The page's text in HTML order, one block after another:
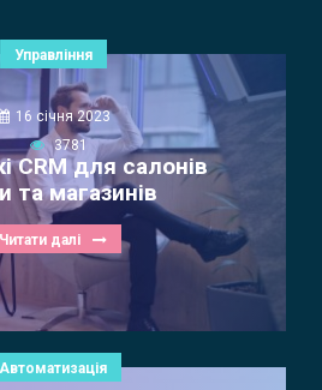
Управління
16 січня 2023
3781
CRM для салонів
та магазинів
Читати далі
Автоматизація